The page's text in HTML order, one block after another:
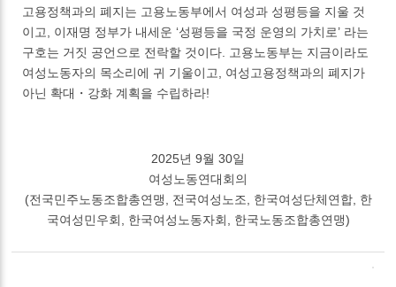
고용정책과의 폐지는 고용노동부에서 여성과 성평등을 지울 것
이고, 이재명 정부가 내세운 ‘성평등을 국정 운영의 가치로’ 라는
구호는 거짓 공언으로 전락할 것이다. 고용노동부는 지금이라도
여성노동자의 목소리에 귀 기울이고, 여성고용정책과의 폐지가
아닌 확대・강화 계획을 수립하라!
2025년 9월 30일
여성노동연대회의
(전국민주노동조합총연맹, 전국여성노조, 한국여성단체연합, 한
국여성민우회, 한국여성노동자회, 한국노동조합총연맹)